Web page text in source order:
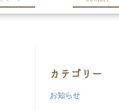
カテゴリー
お知らせ